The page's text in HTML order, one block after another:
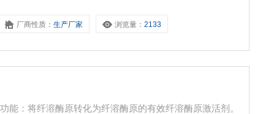
厂商性质：生产厂家 浏览量：2133
能：将纤溶酶原转化为纤溶酶原的有效纤溶酶原激活剂。